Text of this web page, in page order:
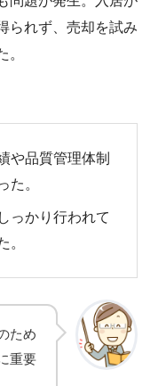
られず、売却を試み
。
や品質管理体制
た。
っかり行われて
。
ため
重要